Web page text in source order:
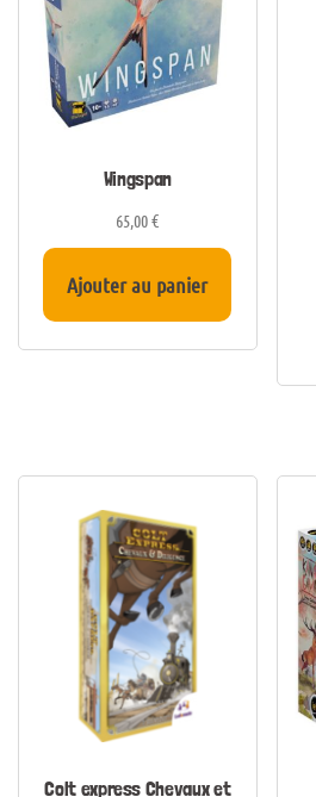
Wingspan
65,00€
Ajouter au panier
Colt express Chevaux et